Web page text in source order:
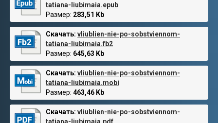
tatiana-liubimaia.epub
Размер: 283,51 Kb
Скачать: vliublien-nie-po-sobstviennom-
tatiana-liubimaia.fb2
Размер: 645,63 Kb
Скачать: vliublien-nie-po-sobstviennom-
tatiana-liubimaia.mobi
Размер: 463,46 Kb
Скачать: vliublien-nie-po-sobstviennom-
tatiana-liubimaia.pdf